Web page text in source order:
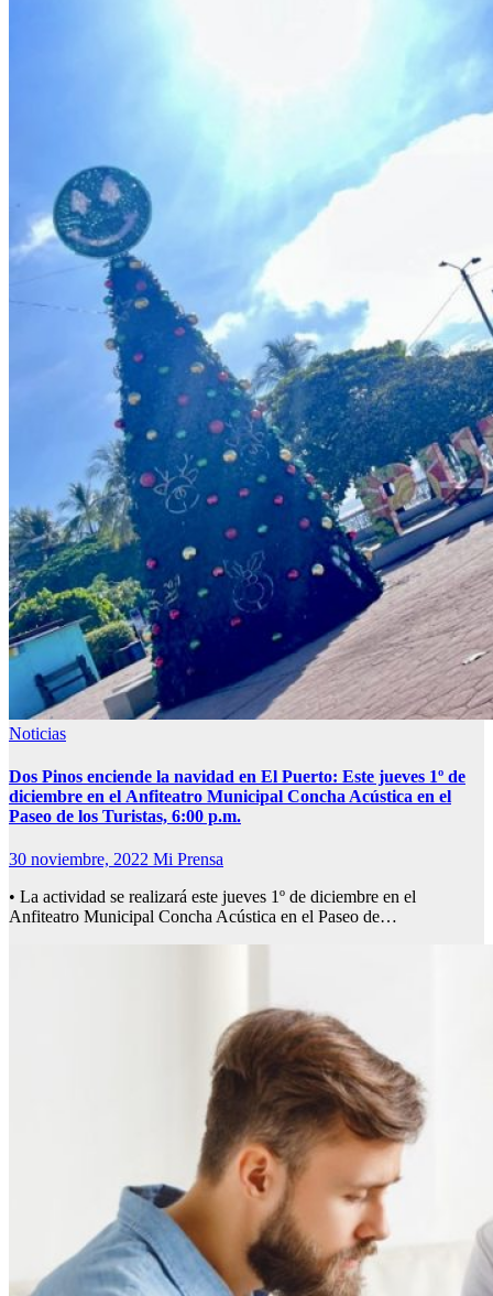
Noticias
Dos Pinos enciende la navidad en El Puerto: Este jueves 1º de
diciembre en el Anfiteatro Municipal Concha Acústica en el
Paseo de los Turistas, 6:00 p.m.
30 noviembre, 2022 Mi Prensa
• La actividad se realizará este jueves 1º de diciembre en el
Anfiteatro Municipal Concha Acústica en el Paseo de…